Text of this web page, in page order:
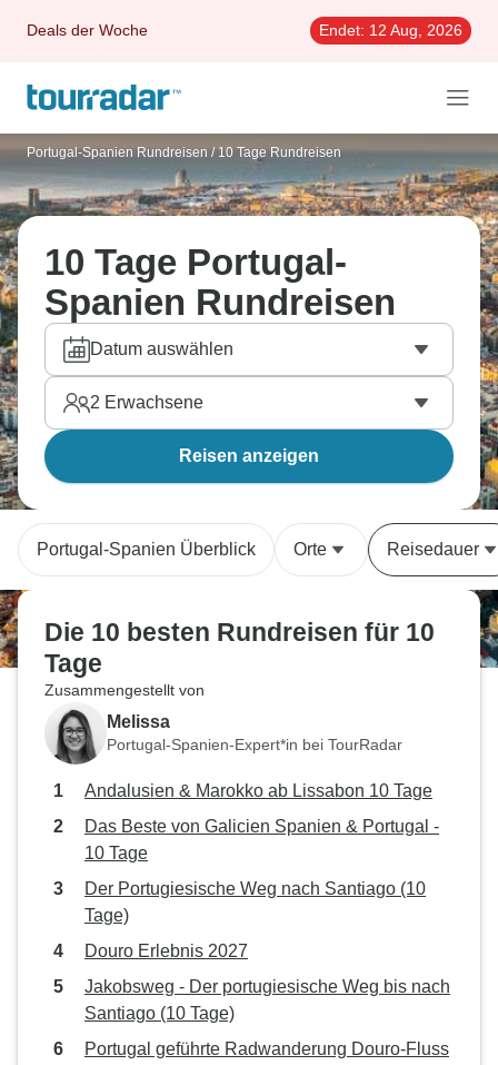
Deals der Woche Endet: 12 Aug, 2026
Portugal-Spanien Rundreisen / 10 Tage Rundreisen
10 Tage Portugal-
Spanien Rundreisen
Datum auswählen
2 Erwachsene
Reisen anzeigen
Portugal-Spanien Überblick Orte Reisedauer
Die 10 besten Rundreisen für 10
Tage
Zusammengestellt von
Melissa
Portugal-Spanien-Expert*in bei TourRadar
Andalusien & Marokko ab Lissabon 10 Tage
Das Beste von Galicien Spanien & Portugal -
10 Tage
Der Portugiesische Weg nach Santiago (10
Tage)
Douro Erlebnis 2027
Jakobsweg - Der portugiesische Weg bis nach
Santiago (10 Tage)
Portugal geführte Radwanderung Douro-Fluss